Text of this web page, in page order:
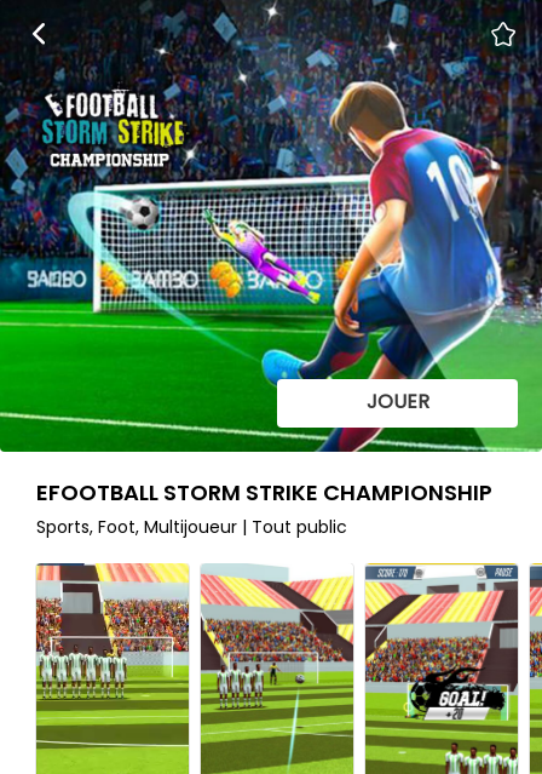
JOUER
EFOOTBALL STORM STRIKE CHAMPIONSHIP
Sports, Foot, Multijoueur | Tout public